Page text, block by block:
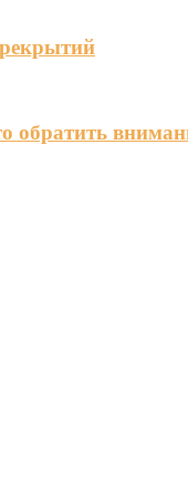
обратить